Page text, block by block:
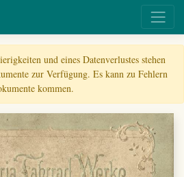
und eines Datenverlustes stehen
zur Verfügung. Es kann zu Fehlern
kommen.